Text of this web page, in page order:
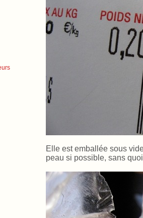
Elle est emballée sous
peau si possible, sans